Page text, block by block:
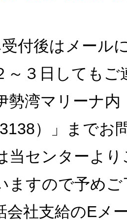
付後はメール
～３日しても
勢湾マリーナ
）」までお
当センターよ
ますので予め
社支給のEメ